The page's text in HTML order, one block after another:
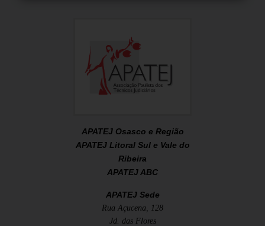
APATEJ Osasco e Região
APATEJ Litoral Sul e Vale do
Ribeira
APATEJ ABC
APATEJ Sede
Rua Açucena, 128
Jd. das Flores